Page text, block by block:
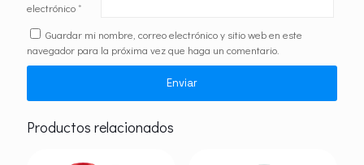
electrónico*
Guardar mi nombre, correo electrónico y sitio web en este
navegador para la próxima vez que haga un comentario.
Productos relacionados